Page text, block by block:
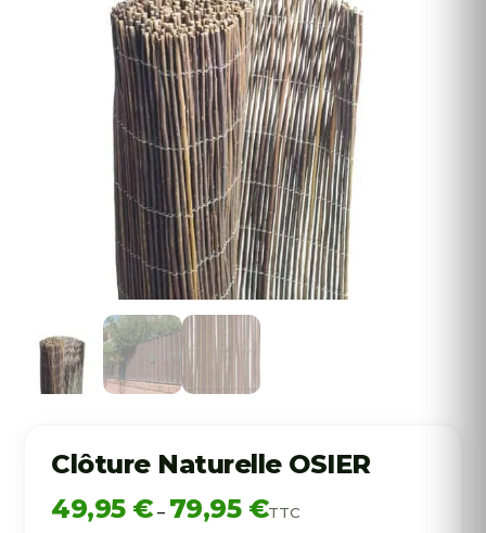
Clôture Naturelle OSIER
49,95 €– 79,95 €
Plage
de
TTC